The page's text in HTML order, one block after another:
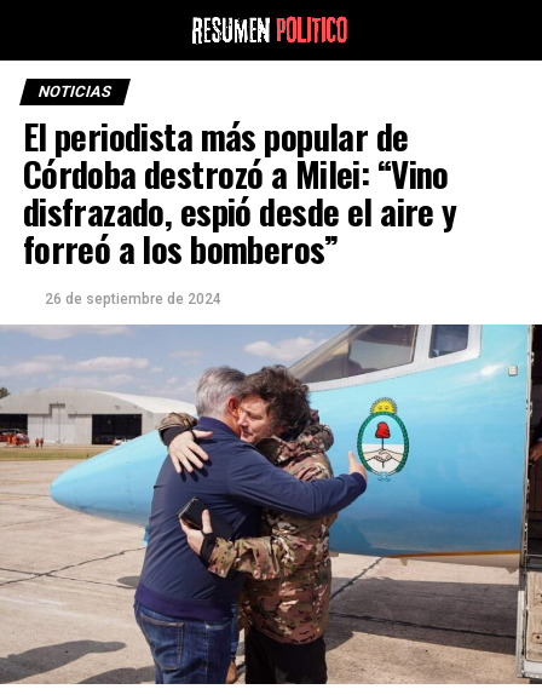
NOTICIAS
El periodista más popular de
Córdoba destrozó a Milei: “Vino
disfrazado, espió desde el aire y
forreó a los bomberos”
26 de septiembre de 2024